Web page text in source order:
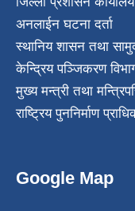
अनलाईन घटना दर्ता
स्थानिय शासन तथा
केन्द्रिय पञ्जिकरण
मुख्य मन्त्री तथा
राष्ट्रिय पुननिर्माण
Google Map